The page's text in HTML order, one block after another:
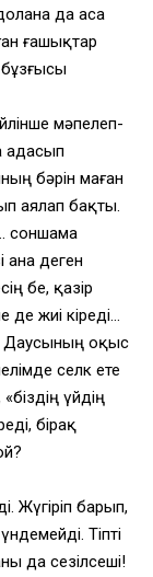
да аса
ғашықтар
мәпелеп-
адасып
бәрін маған
аялап бақты.
соншама
ана деген
бе, қазір
жиі кіреді…
Даусының оқыс
селк ете
үйдің
бірақ
Жүгіріп барып,
Тіпті
да сезілсеші!